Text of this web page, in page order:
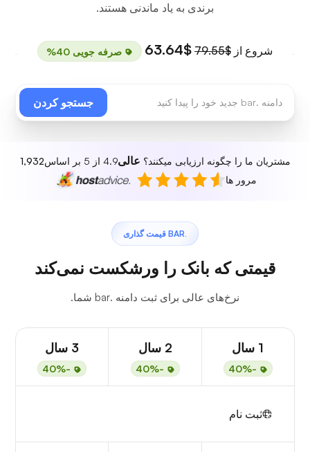
برندی به یاد ماندنی هستند.
شروع از $79.55
$63.64 صرفه جویی 40%
جستجو کردن
مشتریان ما را چگونه ارزیابی میکنند؟ عالی4.9 از 5 بر اساس
1,932
مرور ها
.BAR قیمت گذاری
قیمتی که بانک را ورشکست نمی‌کند
نرخ‌های عالی برای ثبت دامنه .bar شما.
1 سال
-40%
2 سال
-40%
3 سال
-40%
ثبت نام